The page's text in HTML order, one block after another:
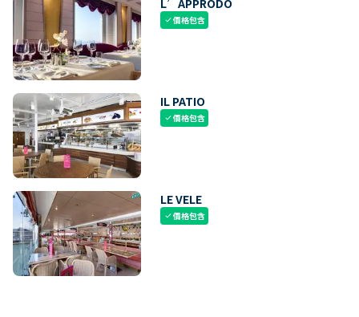
check價格包含
IL PATIO
check價格包含
LE VELE
check價格包含